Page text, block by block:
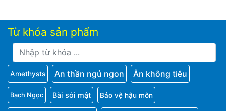
Từ khóa sản phẩm
Amethysts An thần ngủ ngon Ăn không tiêu
Bạch Ngọc Bài sỏi mật Bảo vệ hậu môn